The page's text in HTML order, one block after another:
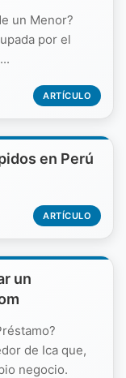
un Menor?
por el
ARTÍCULO
en Perú
ARTÍCULO
un
de Ica que,
negocio.